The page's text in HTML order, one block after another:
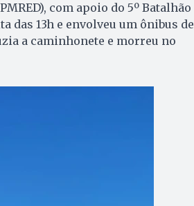
com apoio do 5º Batalhão
das 13h e envolveu um ônibus de
a caminhonete e morreu no